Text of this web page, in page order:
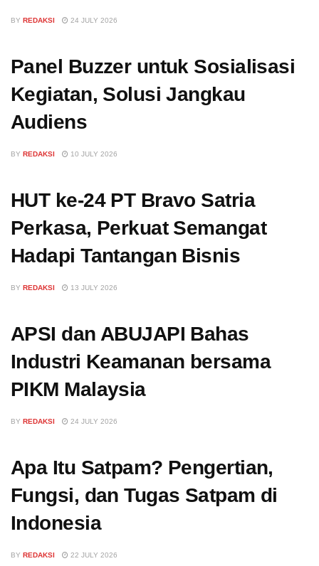
BY REDAKSI 24 JULY 2026
Panel Buzzer untuk Sosialisasi
Kegiatan, Solusi Jangkau
Audiens
BY REDAKSI 10 JULY 2026
HUT ke-24 PT Bravo Satria
Perkasa, Perkuat Semangat
Hadapi Tantangan Bisnis
BY REDAKSI 13 JULY 2026
APSI dan ABUJAPI Bahas
Industri Keamanan bersama
PIKM Malaysia
BY REDAKSI 24 JULY 2026
Apa Itu Satpam? Pengertian,
Fungsi, dan Tugas Satpam di
Indonesia
BY REDAKSI 22 JULY 2026